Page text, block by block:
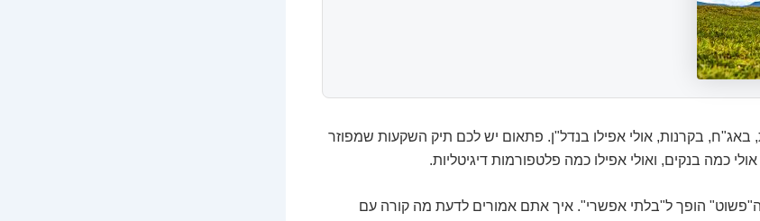
בקרנות, אולי אפילו בנדל"ן. פתאום יש לכם תיק השקעות שמפוזר
כמה בנקים, ואולי אפילו כמה פלטפורמות דיגיטליות.
ה"פשוט" הופך ל"בלתי אפשרי". איך אתם אמורים לדעת מה קורה עם